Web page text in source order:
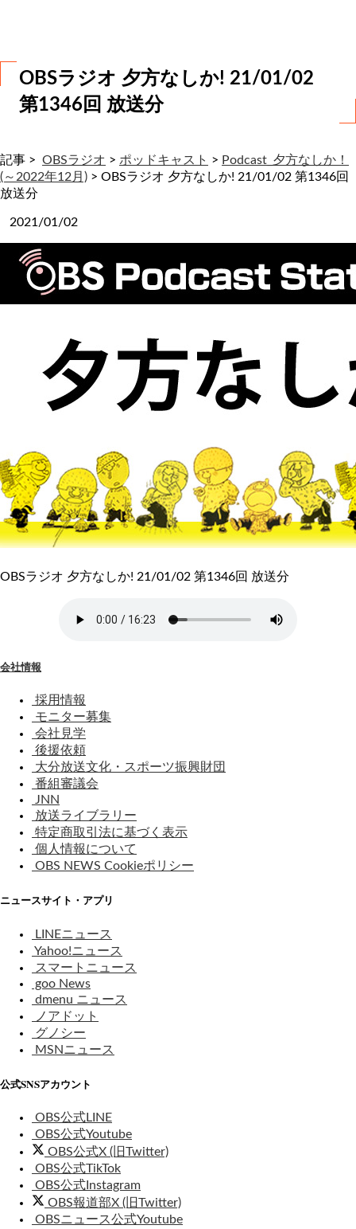
OBSラジオ 夕方なしか! 21/01/02
第1346回 放送分
記事 > OBSラジオ > ポッドキャスト > Podcast_夕方なしか！
(～2022年12月) > OBSラジオ 夕方なしか! 21/01/02 第1346回
放送分
2021/01/02
OBSラジオ 夕方なしか! 21/01/02 第1346回 放送分
会社情報
採用情報
モニター募集
会社見学
後援依頼
大分放送文化・スポーツ振興財団
番組審議会
JNN
放送ライブラリー
特定商取引法に基づく表示
個人情報について
OBS NEWS Cookieポリシー
ニュースサイト・アプリ
LINEニュース
Yahoo!ニュース
スマートニュース
goo News
dmenu ニュース
ノアドット
グノシー
MSNニュース
公式SNSアカウント
OBS公式LINE
OBS公式Youtube
OBS公式X (旧Twitter)
OBS公式TikTok
OBS公式Instagram
OBS報道部X (旧Twitter)
OBSニュース公式Youtube